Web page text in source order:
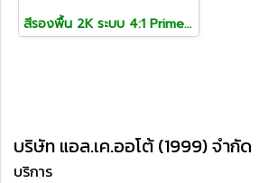
สีรองพื้น 2K ระบบ 4:1 Primer ยี่ห้อ PRO 99
บริษัท แอล.เค.ออโต้ (1999) จำกัด
บริการ